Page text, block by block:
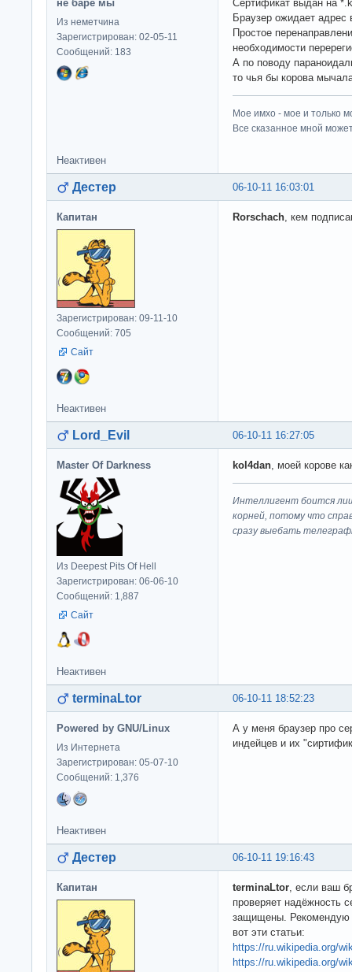
не баре мы
Из неметчина
Зарегистрирован: 02-05-11
Сообщений: 183
Сертификат выдан на
Браузер ожидает адрес
Простое
необходимости
А по поводу
то чья бы корова
Мое имхо - мое и только
Все сказанное мной
Неактивен
06-10-11 16:03:01
Дестер
Капитан
Зарегистрирован: 09-11-10
Сообщений: 705
Сайт
Rorschach , кем
Неактивен
06-10-11 16:27:05
Lord_Evil
Master Of Darkness
Из Deepest Pits Of Hell
Зарегистрирован: 06-06-10
Сообщений: 1,887
Сайт
kol4dan , моей корове
Интеллигент боится
корней, потому что
сразу выeбaть
Неактивен
06-10-11 18:52:23
terminaLtor
Powered by GNU/Linux
Из Интернета
Зарегистрирован: 05-07-10
Сообщений: 1,376
А у меня браузер про
индейцев и их
Неактивен
06-10-11 19:16:43
Дестер
Капитан terminaLtor , если ваш
проверяет надёжность
защищены. Рекомендую
вот эти статьи:
https://ru.wikipedia.org/
https://ru.wikipedia.org/